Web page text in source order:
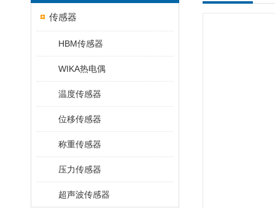
传感器
HBM传感器
WIKA热电偶
温度传感器
位移传感器
称重传感器
压力传感器
超声波传感器